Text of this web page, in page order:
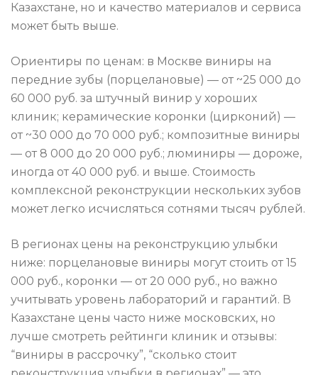
Казахстане, но и качество материалов и сервиса
может быть выше.
Ориентиры по ценам: в Москве виниры на
передние зубы (порцелановые) — от ~25 000 до
60 000 руб. за штучный винир у хороших
клиник; керамические коронки (цирконий) —
от ~30 000 до 70 000 руб.; композитные виниры
— от 8 000 до 20 000 руб.; люминиры — дороже,
иногда от 40 000 руб. и выше. Стоимость
комплексной реконструкции нескольких зубов
может легко исчисляться сотнями тысяч рублей.
В регионах цены на реконструкцию улыбки
ниже: порцелановые виниры могут стоить от 15
000 руб., коронки — от 20 000 руб., но важно
учитывать уровень лабораторий и гарантий. В
Казахстане цены часто ниже московских, но
лучше смотреть рейтинги клиник и отзывы:
“виниры в рассрочку”, “сколько стоит